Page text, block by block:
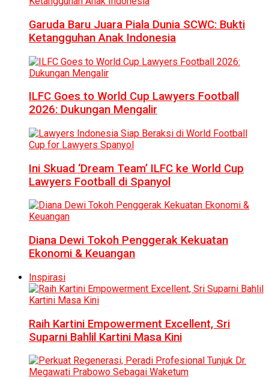
Garuda Baru Juara Piala Dunia SCWC: Bukti
Ketangguhan Anak Indonesia
ILFC Goes to World Cup Lawyers Football
2026: Dukungan Mengalir
Ini Skuad ‘Dream Team’ ILFC ke World Cup
Lawyers Football di Spanyol
Diana Dewi Tokoh Penggerak Kekuatan
Ekonomi & Keuangan
Inspirasi
Raih Kartini Empowerment Excellent, Sri
Suparni Bahlil Kartini Masa Kini